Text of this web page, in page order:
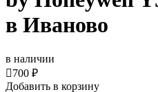
в Иваново
в наличии
700 ₽
Добавить в корзину